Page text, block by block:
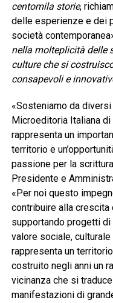
centomila storie,
delle esperienze e dei
società
nella molteplicità delle
culture che si
consapevoli e
«Sosteniamo da
Microeditoria Italiana di
rappresenta un
territorio e
passione per la
Presidente e
«Per noi questo
contribuire alla crescita
supportando progetti
valore sociale,
rappresenta un
costruito negli anni un
vicinanza che si
manifestazioni di